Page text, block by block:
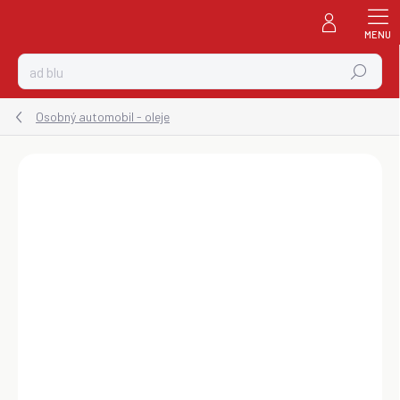
Hľadať
Osobný automobil - oleje